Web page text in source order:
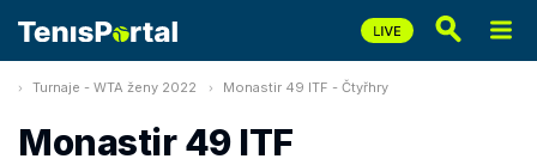
Turnaje - WTA ženy 2022 Monastir 49 ITF - Čtyřhry
Monastir 49 ITF